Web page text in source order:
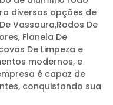
diversas opções de
Vassoura,Rodos De
Flanela De
De Limpeza e
modernos, e
é capaz de
conquistando sua